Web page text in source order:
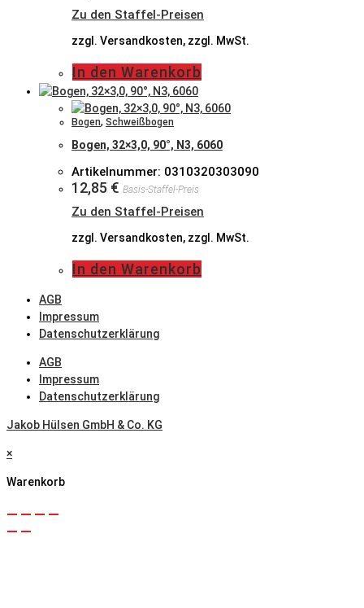
Zu den Staffel-Preisen
zzgl. Versandkosten, zzgl. MwSt.
In den Warenkorb
Bogen, Schweißbogen
Bogen, 32×3,0, 90°, N3, 6060
Artikelnummer: 0310320303090
12,85 € Basis-Staffel-Preis
Zu den Staffel-Preisen
zzgl. Versandkosten, zzgl. MwSt.
In den Warenkorb
AGB
Impressum
Datenschutzerklärung
AGB
Impressum
Datenschutzerklärung
Jakob Hülsen GmbH & Co. KG
×
Warenkorb